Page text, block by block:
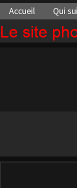
Le site
Accueil Qui